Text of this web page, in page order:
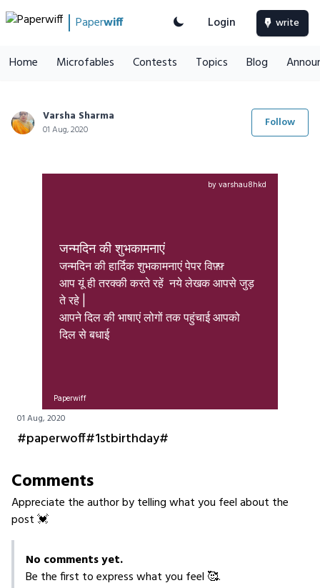
Paperwiff Login write
Home Microfables Contests Topics Blog
Varsha Sharma
01 Aug, 2020 Follow
जन्मदिन की शुभकामनाएं
जन्मदिन की हार्दिक शुभकामनाएं पेपर विफ़्फ़्
आप यूं ही तरक्की करते रहें  नये लेखक आपसे जुड़
ते रहे |
आपने दिल की भाषाएं लोगों तक पहुंचाई आपको
दिल से बधाई
Paperwiff
by varshau8hkd
01 Aug, 2020
#paperwoff#1stbirthday#
Comments
Appreciate the author by telling what you feel about the
post 💓
No comments yet.
Be the first to express what you feel 🥰.